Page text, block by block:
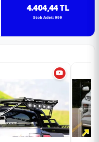
4.404,44 TL
Stok Adet: 999